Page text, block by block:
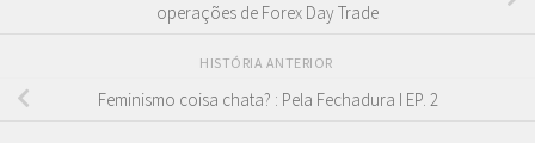
operações de Forex Day Trade
HISTÓRIA ANTERIOR
Feminismo coisa chata? : Pela Fechadura I EP. 2